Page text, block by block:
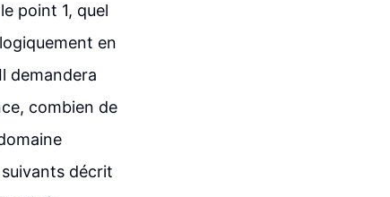
point 1, quel
en
demandera
combien de
décrit